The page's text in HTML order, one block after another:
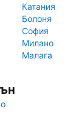
Катания
Болоня
София
Милано
Малага